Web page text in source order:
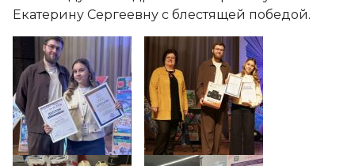
Екатерину Сергеевну с блестящей победой.